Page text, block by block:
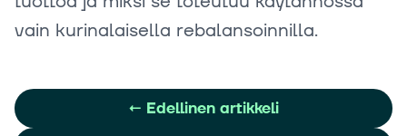
vain kurinalaisella rebalansoinnilla.
← Edellinen artikkeli